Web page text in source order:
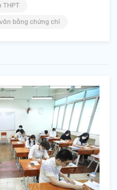
THPT
văn bằng chứng chỉ